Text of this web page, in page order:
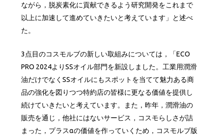
ながら，脱炭素化に貢献できるよう研究開発をこれまで
以上に加速して進めていきたいと考えています」と述べ
た。
3点目のコスモルブの新しい取組みについては，「ECO
PRO 2024よりSSオイル部門を新設しました。工業用潤滑
油だけでなくSSオイルにもスポットを当てて魅力ある商
品の強化を図りつつ特約店の皆様に更なる価値を提供し
続けていきたいと考えています。また，昨年，潤滑油の
販売を通じ，他社にはないサービス，コスモらしさが詰
まった，プラスαの価値を作っていくため，コスモルブ版